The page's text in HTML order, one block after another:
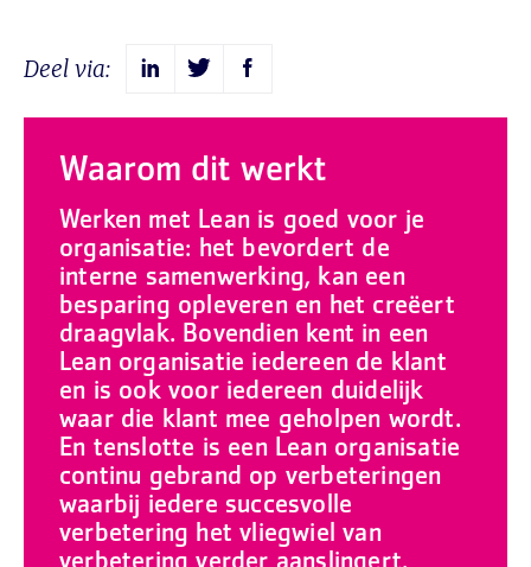
Deel via:
Waarom dit werkt
Werken met Lean is goed voor je
organisatie: het bevordert de
interne samenwerking, kan een
besparing opleveren en het creëert
draagvlak. Bovendien kent in een
Lean organisatie iedereen de klant
en is ook voor iedereen duidelijk
waar die klant mee geholpen wordt.
En tenslotte is een Lean organisatie
continu gebrand op verbeteringen
waarbij iedere succesvolle
verbetering het vliegwiel van